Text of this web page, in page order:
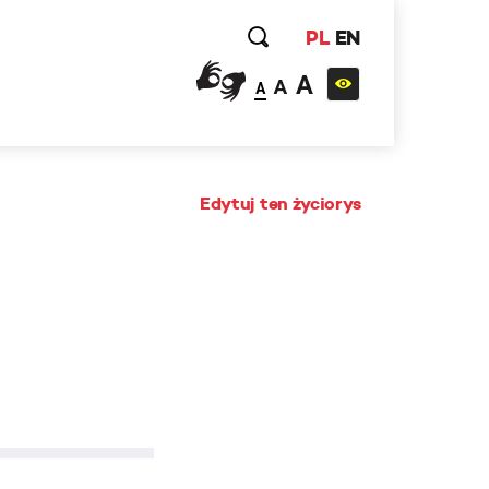
PL EN
A A A
Edytuj ten życiorys